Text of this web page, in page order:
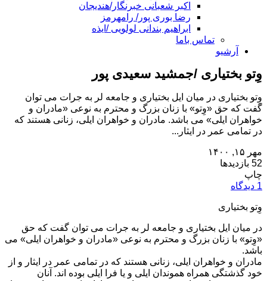
اکبر شعبانی خبرنگار/هندیجان
رضا بوری پور/ رامهرمز
ابراهیم بندانی لولویی /ایذه
تماس باما
آرشیو
وِتو بختیاری /جمشید سعیدی پور
وِتو بختیاری در میان ایل بختیاری و جامعه لر به جرات می توان
گفت که حق «وِتو» با زنان بزرگ و محترم به نوعی «مادران و
خواهران ایلی» می باشد. مادران و خواهران ایلی، زنانی هستند که
در تمامی عمر در ایثار...
مهر ۱۵, ۱۴۰۰
52 بازدیدها
چاپ
1 دیدگاه
وِتو بختیاری
در میان ایل بختیاری و جامعه لر به جرات می توان گفت که حق
«وِتو» با زنان بزرگ و محترم به نوعی «مادران و خواهران ایلی» می
باشد.
مادران و خواهران ایلی، زنانی هستند که در تمامی عمر در ایثار و از
خود گذشتگی همراه هموندان ایلی و یا فرا ایلی بوده اند. آنان